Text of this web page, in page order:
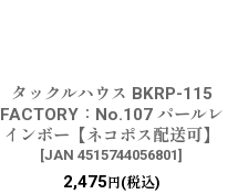
タックルハウス BKRP-115
FACTORY：No.107 パールレ
インボー【ネコポス配送可】
[JAN 4515744056801]
2,475 円(税込)